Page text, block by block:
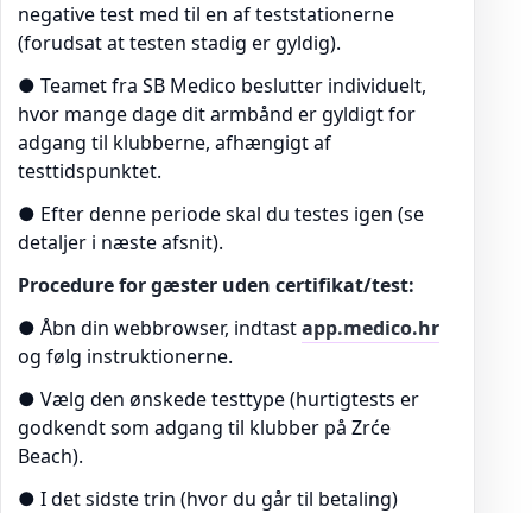
negative test med til en af teststationerne
(forudsat at testen stadig er gyldig).
● Teamet fra SB Medico beslutter individuelt,
hvor mange dage dit armbånd er gyldigt for
adgang til klubberne, afhængigt af
testtidspunktet.
● Efter denne periode skal du testes igen (se
detaljer i næste afsnit).
Procedure for gæster uden certifikat/test:
● Åbn din webbrowser, indtastapp.medico.hr
og følg instruktionerne.
● Vælg den ønskede testtype (hurtigtests er
godkendt som adgang til klubber på Zrće
Beach).
● I det sidste trin (hvor du går til betaling)